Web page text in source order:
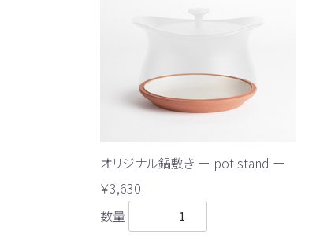
オリジナル鍋敷き ー pot stand ー
￥3,630
数量